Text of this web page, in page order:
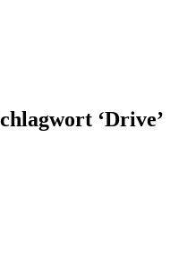
‘Drive’